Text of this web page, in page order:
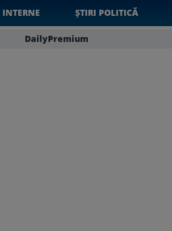
INTERNE ȘTIRI POLITICĂ
DailyPremium